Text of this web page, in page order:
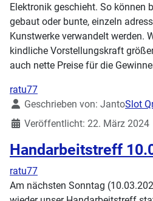
Elektronik geschieht. So können
gebaut oder bunte, einzeln
Kunstwerke verwandelt werden.
kindliche Vorstellungskraft
auch nette Preise für die
ratu77
DetailsGeschrieben von: JantoSlot
Veröffentlicht: 22. März 2024
Handarbeitstreff
ratu77
Am nächsten Sonntag